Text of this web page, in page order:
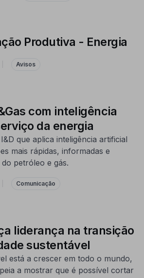
Produtiva - Energia
Avisos
com inteligência
da energia
que aplica inteligência artificial
mais rápidas, informadas e
petróleo e gás.
Comunicação
liderança na transição
sustentável
está a crescer em todo o mundo,
a mostrar que é possível cortar